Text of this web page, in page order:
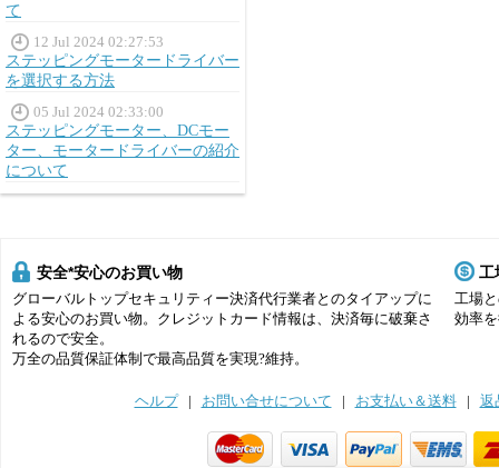
て
12 Jul 2024 02:27:53
ステッピングモータードライバー
を選択する方法
05 Jul 2024 02:33:00
ステッピングモーター、DCモー
ター、モータードライバーの紹介
について
安全*安心のお買い物
グローバルトップセキュリティー決済代行業者とのタイアップに
よる安心のお買い物。クレジットカード情報は、決済毎に破棄さ
れるので安全。
万全の品質保証体制で最高品質を実現?維持。
工
工場
効率
ヘルプ | お問い合せについて | お支払い＆送料 | 返